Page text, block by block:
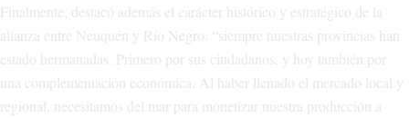
Finalmente, destacó además el carácter histórico y estratégico de la
alianza entre Neuquén y Río Negro: “siempre nuestras provincias han
estado hermanadas. Primero por sus ciudadanos, y hoy también por
una complementación económica. Al haber llenado el mercado local y
regional, necesitamos del mar para monetizar nuestra producción a